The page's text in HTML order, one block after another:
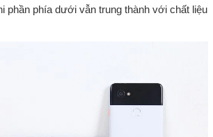
phần phía dưới vẫn trung thành với chất liệu